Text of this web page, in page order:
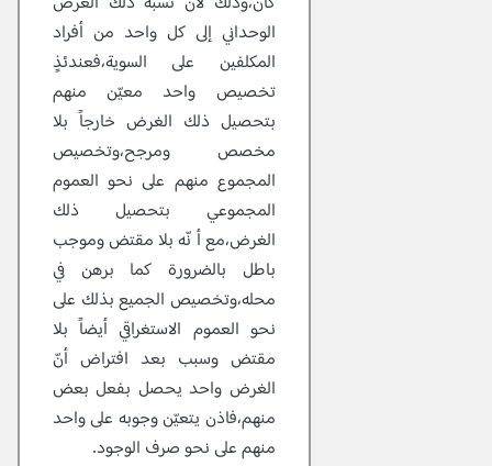
الوحداني إلى كل واحد من أفراد
المكلفين على السوية،فعندئذٍ
تخصيص واحد معيّن منهم
بتحصيل ذلك الغرض خارجاً بلا
مخصص ومرجح،وتخصيص
المجموع منهم على نحو العموم
المجموعي بتحصيل ذلك
الغرض،مع أ نّه بلا مقتض وموجب
باطل بالضرورة كما برهن في
محله،وتخصيص الجميع بذلك على
نحو العموم الاستغراقي أيضاً بلا
مقتض وسبب بعد افتراض أنّ
الغرض واحد يحصل بفعل بعض
منهم،فاذن يتعيّن وجوبه على واحد
منهم على نحو صرف الوجود.